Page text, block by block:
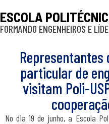
ESCOLA
FORMANDO ENGENHEIROS E
particular de
visitam Poli-
No dia 19 de junho, a Escola